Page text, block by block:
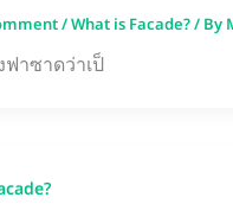
/What is Facade?/ By
ฟาซาดว่าเป็